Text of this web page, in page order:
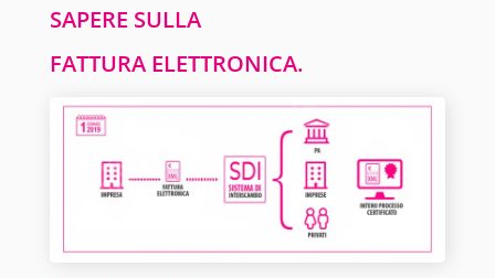
SAPERE SULLA
FATTURA ELETTRONICA.